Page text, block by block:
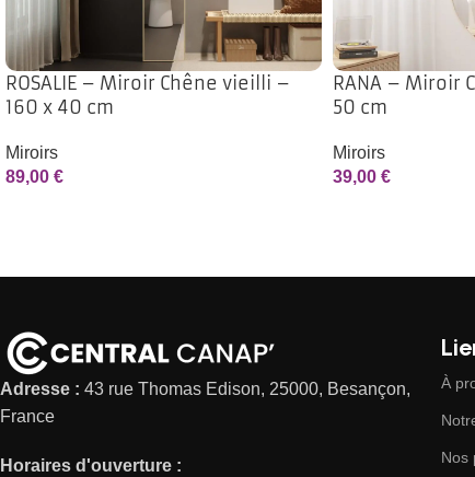
ROSALIE – Miroir Chêne vieilli –
160 x 40 cm
Miroirs
89,00 €
RANA – Miroir
50 cm
Miroirs
39,00 €
Adresse : 43 rue Thomas Edison, 25000, Besançon,
France
Horaires d'ouverture :
À
Nos